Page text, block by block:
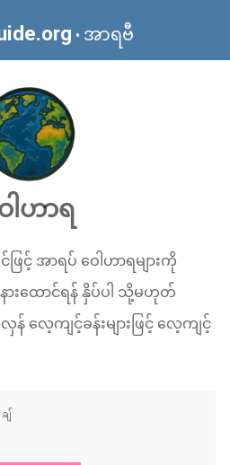
• အာရဗီ
ါဟာရ
င့် အာရပ် ဝေါဟာရများကို
ထောင်ရန် နှိပ်ပါ သို့မဟုတ်
လေ့ကျင့်ခန်းများဖြင့် လေ့ကျင့်
ျ်